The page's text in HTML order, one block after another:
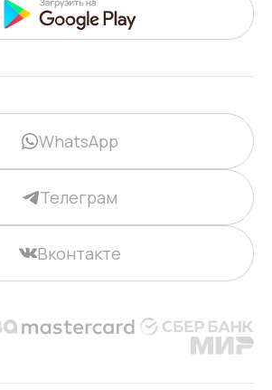
WhatsApp
Телеграм
Вконтакте